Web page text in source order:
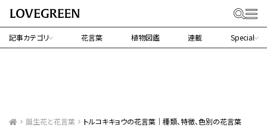
記事カテゴリ 花言葉 植物図鑑 連載 Special
誕生花と花言葉 トルコキキョウの花言葉｜種類、特徴、色別の花言葉